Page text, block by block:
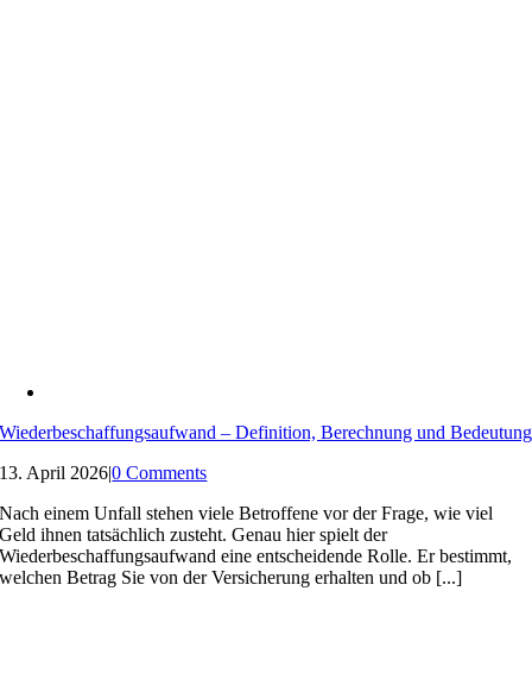
Wiederbeschaffungsaufwand – Definition, Berechnung und Bedeutung
13. April 2026|0 Comments
Nach einem Unfall stehen viele Betroffene vor der Frage, wie viel
Geld ihnen tatsächlich zusteht. Genau hier spielt der
Wiederbeschaffungsaufwand eine entscheidende Rolle. Er bestimmt,
welchen Betrag Sie von der Versicherung erhalten und ob [...]